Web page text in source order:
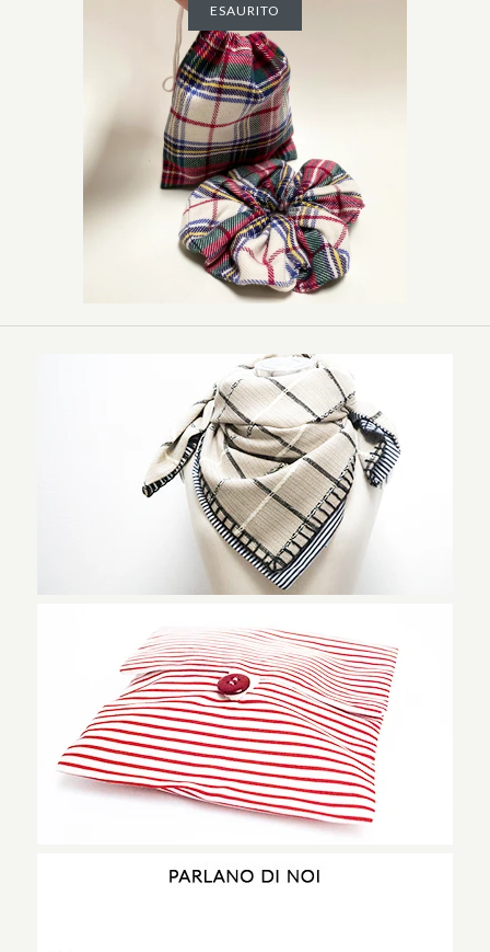
ESAURITO
Scrunchie scozzese
-
€20.00
ESAURITO
Scrunchie panna e tortora
-
€20.00
ESAURITO
Scrunchie, elastico per
capelli
€20.00